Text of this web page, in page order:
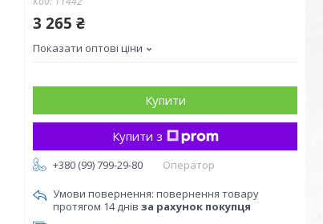
3 265 ₴
Показати оптові ціни
Купити
Купити з
+380 (99) 799-29-80
Оператор
повернення товару
протягом 14 днів за рахунок покупця